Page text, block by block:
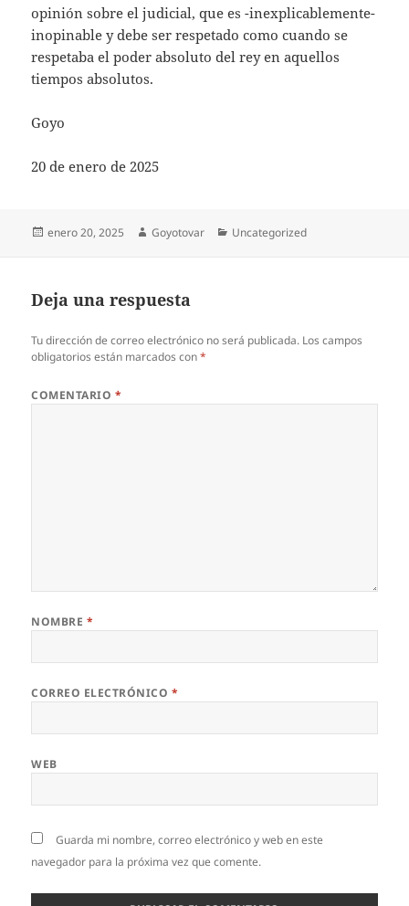
opinión sobre el judicial, que es -inexplicablemente-
inopinable y debe ser respetado como cuando se
respetaba el poder absoluto del rey en aquellos
tiempos absolutos.
Goyo
20 de enero de 2025
Publicado
enero 20, 2025 Autor
Goyotovar Categorías
Uncategorized
Deja una respuesta
Tu dirección de correo electrónico no será publicada. Los campos
obligatorios están marcados con*
COMENTARIO *
NOMBRE *
CORREO ELECTRÓNICO *
WEB
Guarda mi nombre, correo electrónico y web en este
navegador para la próxima vez que comente.